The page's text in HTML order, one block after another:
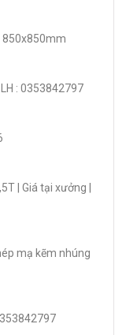
850x850mm
: 0353842797
| Giá tại xưởng |
mạ kẽm nhúng